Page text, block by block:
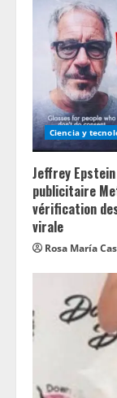
Ciencia y
Jeffrey
publicitaire
vérification
virale
Rosa María